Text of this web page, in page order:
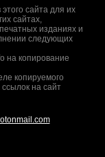
сайта для их
сайтах,
изданиях и
следующих
на копирование
копируемого
на сайт